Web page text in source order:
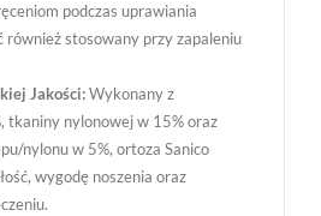
podczas uprawiania
również stosowany przy zapaleniu
Jakości:Wykonany z
tkaniny nylonowej w 15% oraz
nylonu w 5%, ortoza Sanico
wygodę noszenia oraz